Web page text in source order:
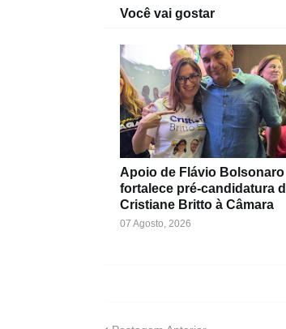
Você vai gostar
Apoio de Flávio Bolsonaro
fortalece pré-candidatura
Cristiane Britto à Câmara
07 Agosto, 2026